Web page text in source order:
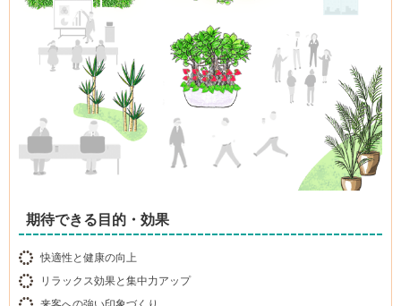
期待できる目的・効果
快適性と健康の向上
リラックス効果と集中力アップ